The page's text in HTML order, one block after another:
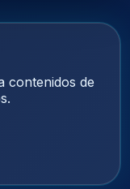
contenidos de